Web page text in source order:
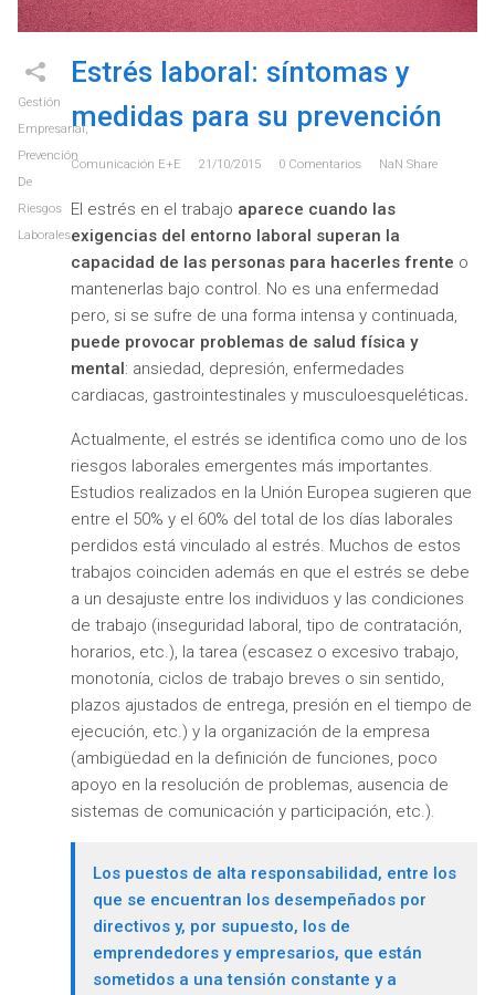
Gestión
Empresarial,
Prevención
De
Riesgos
Laborales
Estrés laboral: síntomas y
medidas para su prevención
Comunicación E+e 21/10/2015 0 Comentarios NaN Share
El estrés en el trabajo aparece cuando las
exigencias del entorno laboral superan la
capacidad de las personas para hacerles frente o
mantenerlas bajo control. No es una enfermedad
pero, si se sufre de una forma intensa y continuada,
puede provocar problemas de salud física y
mental: ansiedad, depresión, enfermedades
cardiacas, gastrointestinales y musculoesqueléticas.
Actualmente, el estrés se identifica como uno de los
riesgos laborales emergentes más importantes.
Estudios realizados en la Unión Europea sugieren que
entre el 50% y el 60% del total de los días laborales
perdidos está vinculado al estrés. Muchos de estos
trabajos coinciden además en que el estrés se debe
a un desajuste entre los individuos y las condiciones
de trabajo (inseguridad laboral, tipo de contratación,
horarios, etc.), la tarea (escasez o excesivo trabajo,
monotonía, ciclos de trabajo breves o sin sentido,
plazos ajustados de entrega, presión en el tiempo de
ejecución, etc.) y la organización de la empresa
(ambigüedad en la definición de funciones, poco
apoyo en la resolución de problemas, ausencia de
sistemas de comunicación y participación, etc.).
Los puestos de alta responsabilidad, entre los
que se encuentran los desempeñados por
directivos y, por supuesto, los de
emprendedores y empresarios, que están
sometidos a una tensión constante y a